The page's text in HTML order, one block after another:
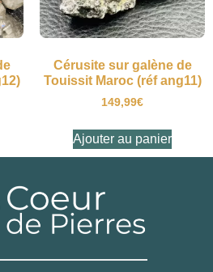
Cérusite sur galène de
Touissit Maroc (réf ang11)
149,99€
Ajouter au panier